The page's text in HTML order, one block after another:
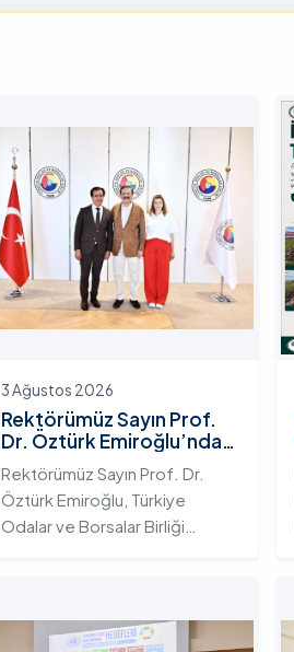
3 Ağustos 2026
Rektörümüz Sayın Prof.
Dr. Öztürk Emiroğlu’ndan
TOBB Başkanı Sayın M.
Rifat Hisarcıklıoğlu’na
Ziyaret
Rektörümüz Sayın Prof. Dr.
Öztürk Emiroğlu, Türkiye
Odalar ve Borsalar Birliği
Rektörümüze, eşi Sayın Dr.